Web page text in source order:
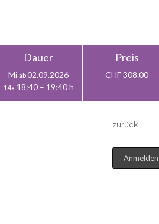
Dauer
Mi ab02.09.2026
14x18:40 – 19:40 h
Preis
CHF 308.00
zurück
Anmelden